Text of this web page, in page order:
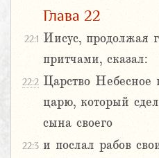
Глава 22
22:1 Иисус, продолжая
притчами, сказал:
22:2 Царство Небесное
царю, который
сына своего
22:3 и послал рабов